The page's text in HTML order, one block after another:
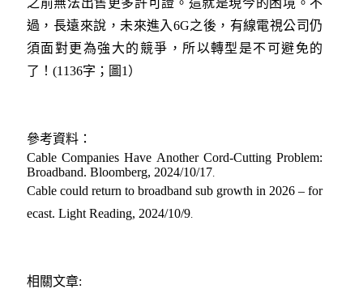
過，長遠來說，未來進入6G之後，有線電視公司仍
須面對更為強大的競爭，所以轉型是不可避免的
了！(1136字；圖1）
參考資料：
Cable Companies Have Another Cord-Cutting Problem:
Broadband. Bloomberg, 2024/10/17
Cable could return to broadband sub growth in 2026 – for
ecast. Light Reading, 2024/10/9
相關文章: